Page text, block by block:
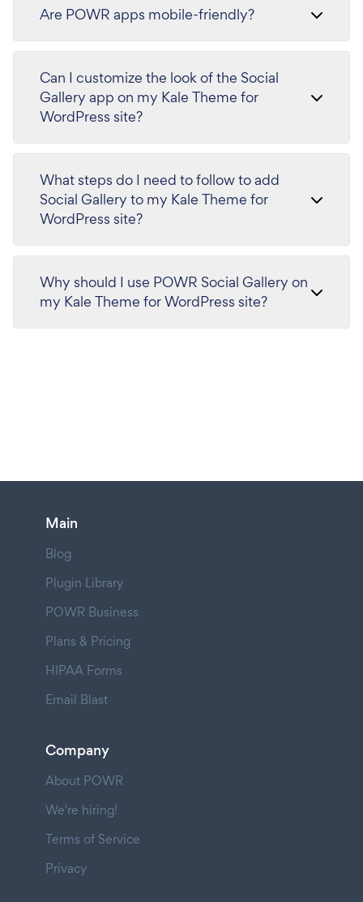
Are POWR apps mobile-friendly?
Can I customize the look of the Social
Gallery app on my Kale Theme for
WordPress site?
What steps do I need to follow to add
Social Gallery to my Kale Theme for
WordPress site?
Why should I use POWR Social Gallery on
my Kale Theme for WordPress site?
Main
Blog
Plugin Library
POWR Business
Plans & Pricing
HIPAA Forms
Email Blast
Company
About POWR
We're hiring!
Terms of Service
Privacy